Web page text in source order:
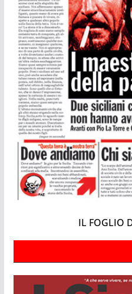
IL FOGLIO